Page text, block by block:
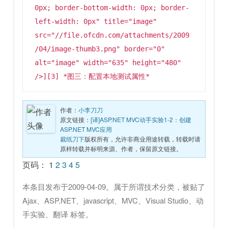
0px; border-bottom-width: 0px; border-
left-width: 0px" title="image"
src="//file.ofcdn.com/attachments/2009
/04/image-thumb3.png" border="0"
alt="image" width="635" height="480"
作者：小李刀刀
原文链接：[译]ASP.NET MVC动手实验1-2：创建
ASP.NET MVC应用
裁纸刀下版权所有，允许非商业用途转载，转载时请
原样转载并标明来源、作者，保留原文链接。
页码： 1 23 45
本条目发布于2009-04-09。属于所谓技术分类，被贴了
Ajax 、ASP.NET javascript MVC 、Visual Studio 、动
手实验 、翻译 标签。